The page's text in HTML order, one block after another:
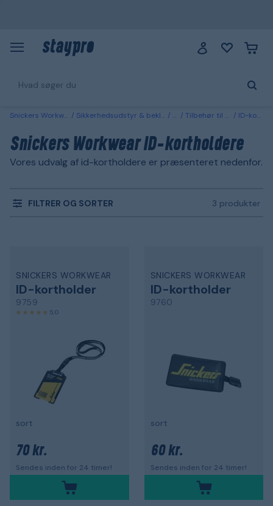
Snickers Workwear Sikkerhedsudstyr & beklædning Tøj Tilbehør til arbejdstøj ID-kortholdere
Snickers Workwear ID-kortholdere
Vores udvalg af id-kortholdere er præsenteret nedenfor.
FILTRER OG SORTER 3 produkter
SNICKERS WORKWEAR
ID-kortholder
9759
5,0
sort
70 kr.
Sendes inden for 24 timer!
SNICKERS WORKWEAR
ID-kortholder
9760
sort
60 kr.
Sendes inden for 24 timer!